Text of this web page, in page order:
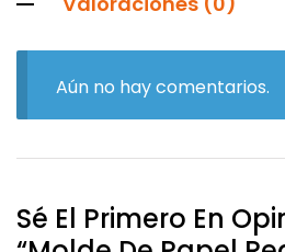
Aún no hay comentarios.
Sé El Primero En